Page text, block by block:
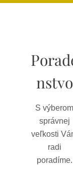
nstvo
S výberom
správnej
veľkosti
radi
poradíme.